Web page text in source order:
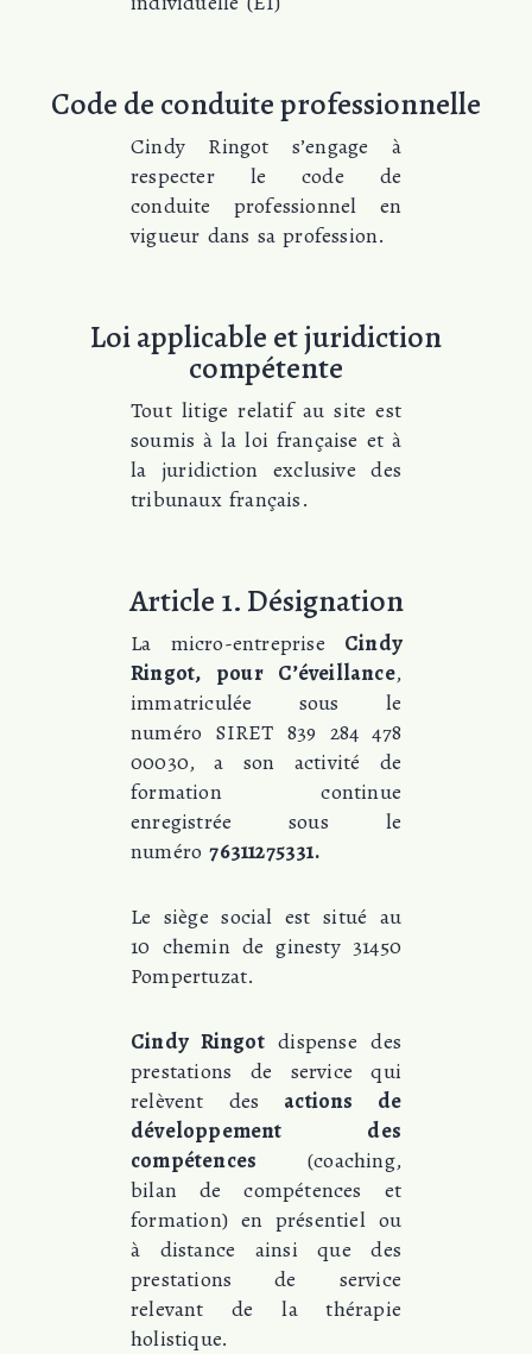
Code de conduite professionnelle
Cindy Ringot s’engage à
respecter le code de
conduite professionnel en
vigueur dans sa profession.
Loi applicable et juridiction
compétente
Tout litige relatif au site est
soumis à la loi française et à
la juridiction exclusive des
tribunaux français.
Article 1. Désignation
La micro-entreprise Cindy
Ringot, pour C’éveillance,
immatriculée sous le
numéro SIRET 839 284 478
00030, a son activité de
formation continue
enregistrée sous le
numéro76311275331.
Le siège social est situé au
10 chemin de ginesty 31450
Pompertuzat.
Cindy Ringotdispense des
prestations de service qui
relèvent des actions de
développement des
compétences (coaching,
bilan de compétences et
formation) en présentiel ou
à distance ainsi que des
prestations de service
relevant de la thérapie
holistique.